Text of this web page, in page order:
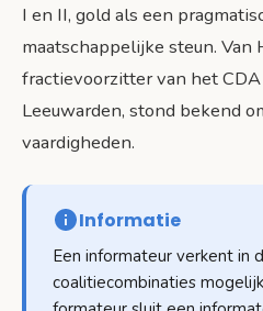
I en II, gold als een
maatschappelijke steun. Van
fractievoorzitter van het
Leeuwarden, stond bekend
vaardigheden.
Informatie
Een informateur verkent in
coalitiecombinaties